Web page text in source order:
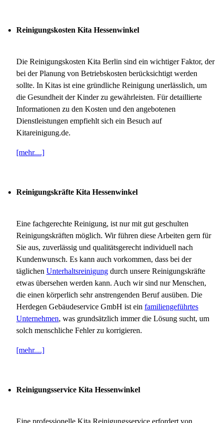
Reinigungskosten Kita Hessenwinkel
Die Reinigungskosten Kita Berlin sind ein wichtiger Faktor, der
bei der Planung von Betriebskosten berücksichtigt werden
sollte. In Kitas ist eine gründliche Reinigung unerlässlich, um
die Gesundheit der Kinder zu gewährleisten. Für detaillierte
Informationen zu den Kosten und den angebotenen
Dienstleistungen empfiehlt sich ein Besuch auf
Kitareinigung.de.
[mehr....]
Reinigungskräfte Kita Hessenwinkel
Eine fachgerechte Reinigung, ist nur mit gut geschulten
Reinigungskräften möglich. Wir führen diese Arbeiten gern für
Sie aus, zuverlässig und qualitätsgerecht individuell nach
Kundenwunsch. Es kann auch vorkommen, dass bei der
täglichen Unterhaltsreinigung durch unsere Reinigungskräfte
etwas übersehen werden kann. Auch wir sind nur Menschen,
die einen körperlich sehr anstrengenden Beruf ausüben. Die
Herdegen Gebäudeservice GmbH ist ein familiengeführtes
Unternehmen, was grundsätzlich immer die Lösung sucht, um
solch menschliche Fehler zu korrigieren.
[mehr....]
Reinigungsservice Kita Hessenwinkel
Eine professionelle Kita Reinigungsservice erfordert von